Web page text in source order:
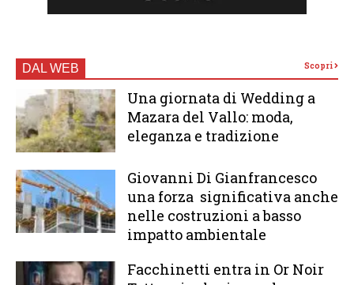
DAL WEB Scopri
Una giornata di Wedding a
Mazara del Vallo: moda,
eleganza e tradizione
Giovanni Di Gianfrancesco
una forza significativa anche
nelle costruzioni a basso
impatto ambientale
Facchinetti entra in Or Noir